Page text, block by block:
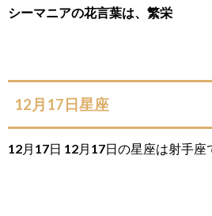
シーマニアの花言葉は、繁栄
12月17日星座
12月17日 12月17日の星座は射手座